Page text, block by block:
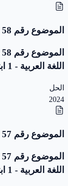
الموضوع رقم 58
اللغة العربية - 1 ابتدائي
الحل
2024
الموضوع رقم 57
اللغة العربية - 1 ابتدائي